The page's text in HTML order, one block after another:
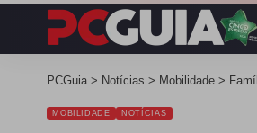
PCGuia > Notícias > Mobilidade >
MOBILIDADE NOTÍCIAS